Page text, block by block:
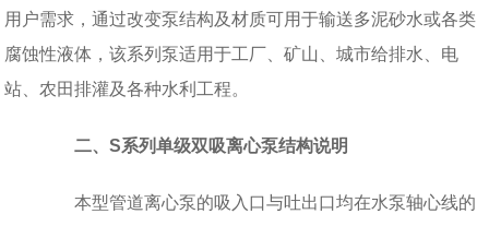
用户需求，通过改变泵结构及材质可用于输送多泥砂水或各类
腐蚀性液体，该系列泵适用于工厂、矿山、城市给排水、电
站、农田排灌及各种水利工程。
二、S系列单级双吸离心泵结构说明
本型管道离心泵的吸入口与吐出口均在水泵轴心线的